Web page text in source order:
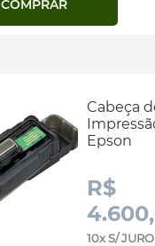
COMPRAR
Cabeça
Epson
R$
10x S/